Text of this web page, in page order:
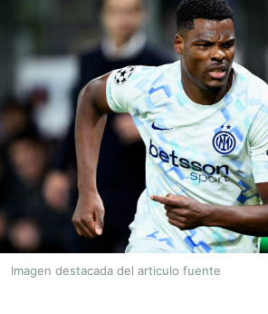
Imagen destacada del articulo fuente